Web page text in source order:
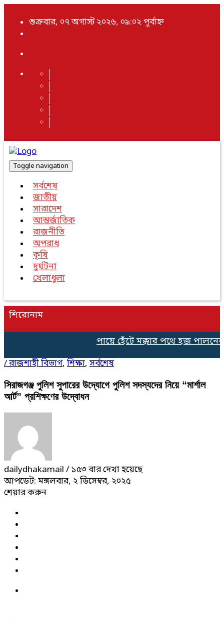
শুক্রবার, ০৭ অগাস্ট ২০২৬, ০৯:০২ পূর্বাহ্ন
Toggle navigation
সর্বশেষ
জাতীয়
সারাদেশ
আন্তর্জাতিক
রাজনীতি
অপরাধ
কৃষি
দুর্ঘটনা
খেলাধুলা
শিরোনাম
পায়ে হেঁটে মক্কার পথে হজ
/রাজশাহী বিভাগ, শিক্ষা, সর্বশেষ
সিরাজগঞ্জ পুলিশ সুপারের উদ্যোগে পুলিশ সদস্যদের নিয়ে “মার্শাল
আর্ট” প্রশিক্ষণের উদ্বোধন
dailydhakamail / ১৫৩ বার দেখা হয়েছে
আপডেট: মঙ্গলবার, ২ ডিসেম্বর, ২০২৫
শেয়ার করুন